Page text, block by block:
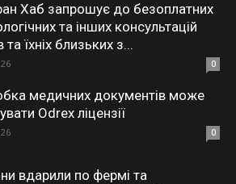
Хаб запрошує до безоплатних
та інших консультацій
та їхніх близьких з...
0
медичних документів може
Odrex ліцензії
0
вдарили по фермі та